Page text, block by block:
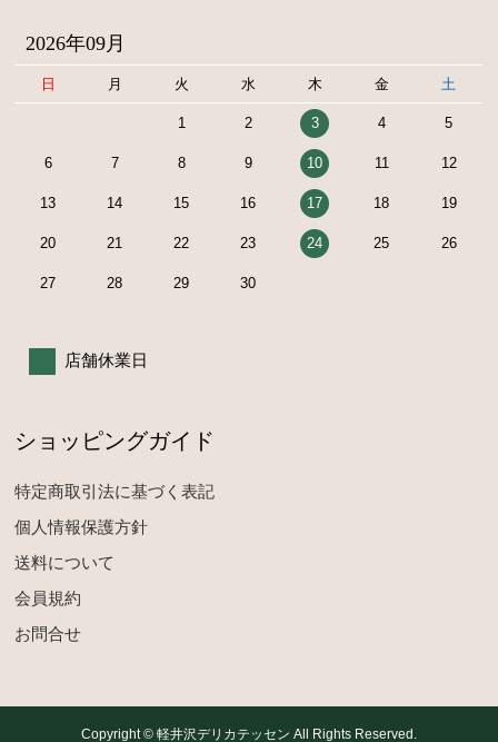
2026年09月
日 月 火 水 木 金 土
1 2 3 4 5
6 7 8 9 10 11 12
13 14 15 16 17 18 19
20 21 22 23 24 25 26
27 28 29 30
店舗休業日
ショッピングガイド
特定商取引法に基づく表記
個人情報保護方針
送料について
会員規約
お問合せ
Copyright © 軽井沢デリカテッセン All Rights Reserved.